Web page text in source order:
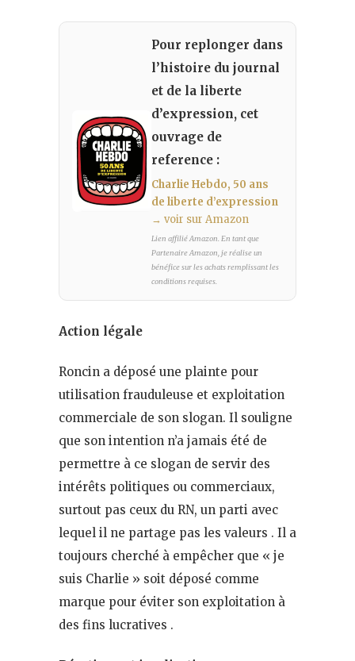
Pour replonger dans
l’histoire du journal
et de la liberte
d’expression, cet
ouvrage de
reference :
Charlie Hebdo, 50 ans
de liberte d’expression
→ voir sur Amazon
Lien affilié Amazon. En tant que
Partenaire Amazon, je réalise un
bénéfice sur les achats remplissant les
conditions requises.
Action légale
Roncin a déposé une plainte pour
utilisation frauduleuse et exploitation
commerciale de son slogan. Il souligne
que son intention n’a jamais été de
permettre à ce slogan de servir des
intérêts politiques ou commerciaux,
surtout pas ceux du RN, un parti avec
lequel il ne partage pas les valeurs . Il a
toujours cherché à empêcher que « je
suis Charlie » soit déposé comme
marque pour éviter son exploitation à
des fins lucratives .